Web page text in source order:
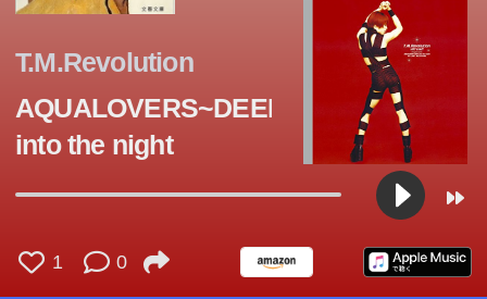
T.M.Revolution
AQUALOVERS~DEEP
into the night
1 0